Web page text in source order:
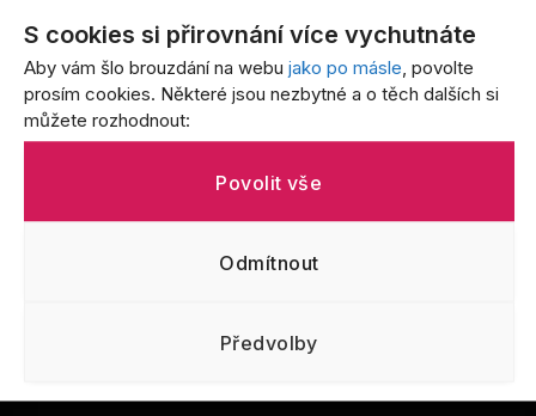
S cookies si přirovnání více vychutnáte
Aby vám šlo brouzdání na webu jako po másle , povolte
prosím cookies. Některé jsou nezbytné a o těch dalších si
můžete rozhodnout:
Povolit vše
Odmítnout
Předvolby
Benzín je tak drahý, že… Přirovnání,
která vystihují bolest každého řidiče
3.5.2026
Život s batoletem v přirovnáních: Od